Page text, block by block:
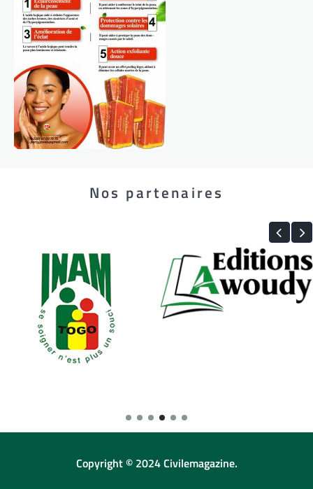
Nos partenaires
Copyright © 2024 Civilemagazine.